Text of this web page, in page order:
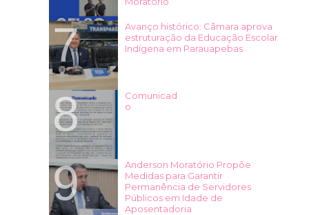
Avanço histórico: Câmara aprova
estruturação da Educação Escolar
Indígena em Parauapebas
Comunicad
o
Anderson Moratório Propõe
Medidas para Garantir
Permanência de Servidores
Públicos em Idade de
Aposentadoria